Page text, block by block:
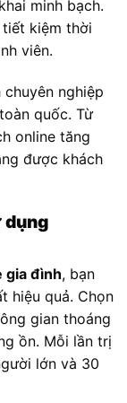
minh bạch.
kiệm thời
viên.
nghiệp
quốc. Từ
online tăng
được khách
dụng
gia đình, bạn
hiệu quả. Chọn
gian thoáng
ồn. Mỗi lần trị
lớn và 30